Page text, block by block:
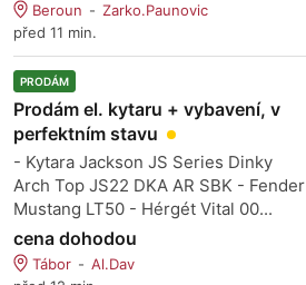
Beroun
Zarko.Paunovic
před 11 min.
PRODÁM
Prodám el. kytaru + vybavení, v
perfektním stavu
- Kytara Jackson JS Series Dinky
Arch Top JS22 DKA AR SBK - Fender
Mustang LT50 - Hérgét Vital 00...
cena dohodou
Tábor
Al.Dav